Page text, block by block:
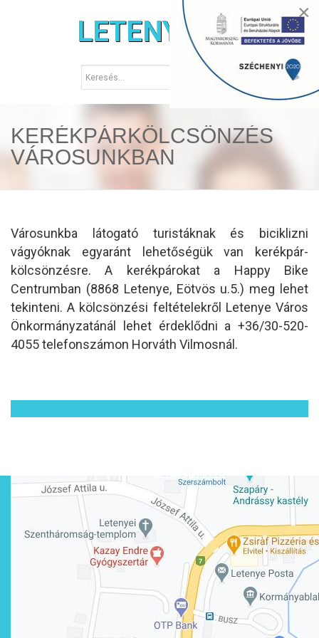
LETENYE.HU
KERÉKPÁRKÖLCSÖNZÉS
VÁROSUNKBAN
Városunkba látogató turistáknak és biciklizni
vágyóknak egyaránt lehetőségük van kerékpár-
kölcsönzésre. A kerékpárokat a Happy Bike
Centrumban (8868 Letenye, Eötvös u.5.) meg lehet
tekinteni. A kölcsönzési feltételekről Letenye Város
Önkormányzatánál lehet érdeklődni a +36/30-520-
4055 telefonszámon Horváth Vilmosnál.
×